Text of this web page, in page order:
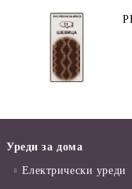
Уреди за дома
Електрически уреди